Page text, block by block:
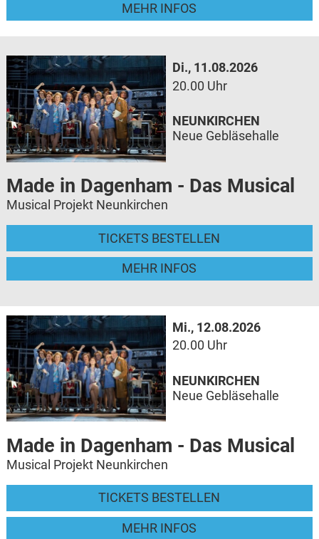
MEHR INFOS
Di., 11.08.2026
20.00 Uhr
Made in Dagenham - Das Musical
Musical Projekt Neunkirchen
TICKETS BESTELLEN
MEHR INFOS
NEUNKIRCHEN
Neue Gebläsehalle
Mi., 12.08.2026
20.00 Uhr
Made in Dagenham - Das Musical
Musical Projekt Neunkirchen
TICKETS BESTELLEN
MEHR INFOS
NEUNKIRCHEN
Neue Gebläsehalle